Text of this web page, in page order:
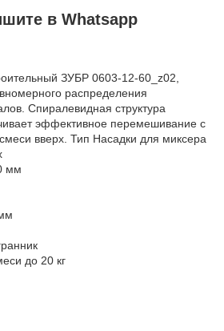
в Whatsapp
ЗУБР 0603-12-60_z02,
распределения
Спиралевидная структура
эффективное перемешивание с
вверх. Тип Насадки для миксера
мм
до 20 кг